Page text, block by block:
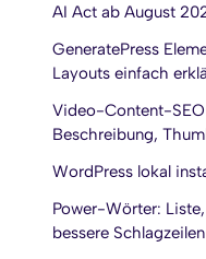
AI Act ab August
GeneratePress
Layouts einfach
Video-Content-
Beschreibung,
WordPress lokal
Power-Wörter:
bessere Schlagzeilen